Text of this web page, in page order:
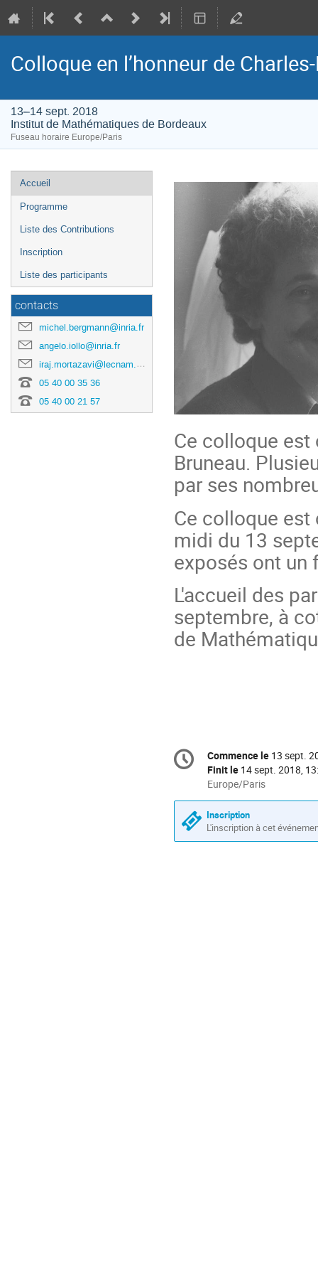
Colloque en l’honneur de
13–14 sept. 2018
Institut de Mathématiques de Bordeaux
Fuseau horaire Europe/Paris
Menu
de
l'événement
Accueil
Programme
Liste des Contributions
Inscription
Liste des participants
contacts
michel.bergmann@inria.fr
angelo.iollo@inria.fr
iraj.mortazavi@lecnam.net
05 40 00 35 36
05 40 00 21 57
Ce colloque est
Bruneau.
par ses
Ce colloque est
midi du 13
exposés ont un
L'accueil des
septembre, à
de
Information
de
conférence
Date/Heure
Commence le 13 sept.
Finit le 14 sept. 2018,
Toutes
les
horaires
sont
en
Europe/Paris
Inscription
L'inscription à cet